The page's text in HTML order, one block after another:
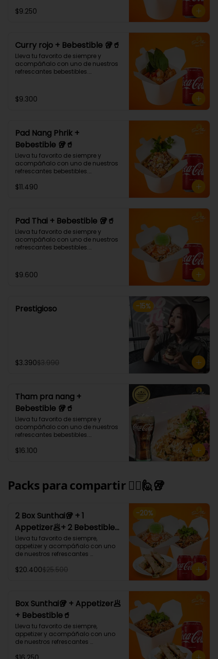
bases, proteínas, verduras y salsas
$9.250
Curry rojo + Bebestible 🥡🥤
Lleva tu favorito de siempre y
acompáñalo con uno de nuestros
refrescantes bebestibles.
con salsa de curry rojo.🌶🌶 (Debe
elegir su proteína)
$9.300
Pad Nang Phrik +
Bebestible 🥡🥤
Lleva tu favorito de siempre y
acompáñalo con uno de nuestros
refrescantes bebestibles.
apio, cebolla morada, cilantro,
$11.490
Pad Thai + Bebestible 🥡🥤
Lleva tu favorito de siempre y
acompáñalo con uno de nuestros
refrescantes bebestibles.
SALSA AGRIDULCE, LIMA Y MANÍ.
(Debes elegir tu proteina 🤩)
$9.600
-15%
Prestigioso
$3.390$3.990
Tham pra nang +
Bebestible 🥡🥤
Lleva tu favorito de siempre y
acompáñalo con uno de nuestros
refrescantes bebestibles.
cremoso al coco curry
$16.100
Packs para compartir 🙋‍♀️🙋🥡
-20%
2 Box Sunthai🥡 + 1
Appetizer🥟+ 2 Bebestible
🥤 (Para 2 personas)
Lleva tu favorito de siempre,
appetizer y acompáñalo con uno
de nuestros refrescantes
¡Puedes armar tu platillo con las
$20.400$25.500
Box Sunthai🥡 + Appetizer🥟
+ Bebestible🥤
Lleva tu favorito de siempre,
appetizer y acompáñalo con uno
de nuestros refrescantes
¡Puedes armar tu platillo con las